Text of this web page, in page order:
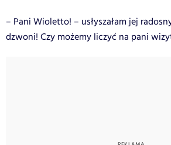
– Pani Wioletto! – usłyszałam jej
dzwoni! Czy możemy liczyć na pani